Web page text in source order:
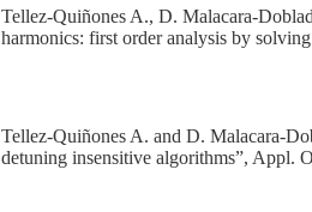
Tellez-Quiñones A., D. Malacara-
harmonics: first order analysis by
Tellez-Quiñones A. and D. Malacara-
detuning insensitive algorithms”, Appl.